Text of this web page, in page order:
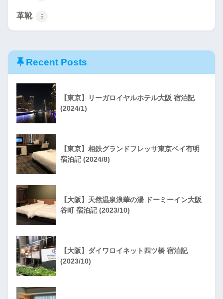
革靴 5
Recent Posts
【東京】リーガロイヤルホテル大阪 宿泊記
(2024/1)
【東京】相鉄グランドフレッサ東京ベイ有明
宿泊記 (2024/8)
【大阪】天然温泉浪華の湯 ドーミーイン大阪
谷町 宿泊記 (2023/10)
【大阪】ダイワロイネット四ツ橋 宿泊記
(2023/10)